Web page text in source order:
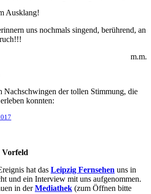
Ausklang!
uns nochmals singend, berührend, an
m.m.
Nachschwingen der tollen Stimmung, die
konnten:
Vorfeld
hat das Leipzig Fernsehen uns in
und ein Interview mit uns aufgenommen.
in derMediathek (zum Öffnen bitte